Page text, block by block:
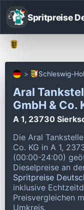
Spritpreise
Schleswig-
Aral
GmbH & Co.
A 1, 23730
Die Aral
Co. KG in A 1,
(00:00-24:00)
Dieselpreise an
Spritpreise
inklusive
Preisvergleichen
Umkreis.